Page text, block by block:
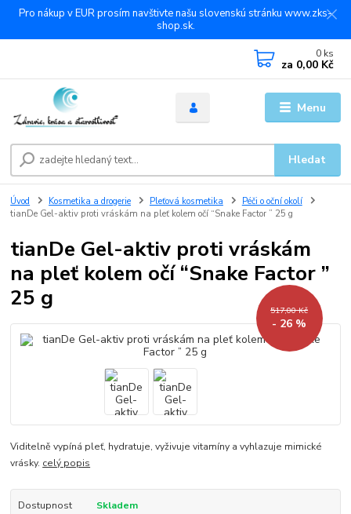
Pro nákup v EUR prosím navštivte našu slovenskú stránku www.zks-
shop.sk.
Menu
Hledat
0 ks
za 0,00 Kč
Úvod Kosmetika a drogerie Pleťová kosmetika
Péči o oční okolí
tianDe Gel-aktiv proti vráskám na pleť kolem očí “Snake Factor ” 25 g
tianDe Gel-aktiv proti vráskám
na pleť kolem očí “Snake Factor ”
25 g
517,00 Kč
- 26 %
Viditelně vypíná pleť, hydratuje, vyživuje vitamíny a vyhlazuje mimické
vrásky. celý popis
Dostupnost
Skladem